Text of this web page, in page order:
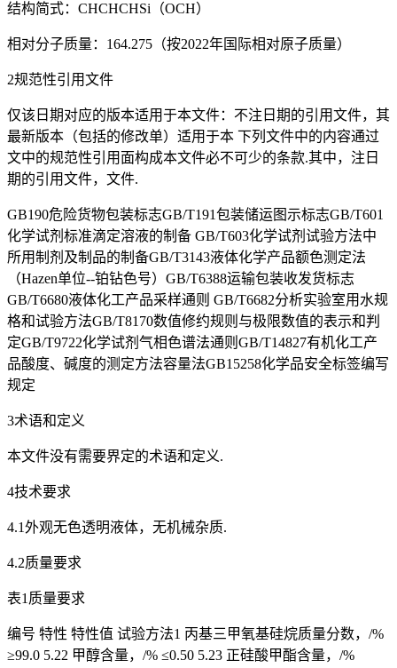
结构简式：CHCHCHSi（OCH）
相对分子质量：164.275（按2022年国际相对原子质量）
2规范性引用文件
仅该日期对应的版本适用于本文件：不注日期的引用文件，其
最新版本（包括的修改单）适用于本 下列文件中的内容通过
文中的规范性引用面构成本文件必不可少的条款.其中，注日
期的引用文件，文件.
GB190危险货物包装标志GB/T191包装储运图示标志GB/T601
化学试剂标准滴定溶液的制备 GB/T603化学试剂试验方法中
所用制剂及制品的制备GB/T3143液体化学产品额色测定法
（Hazen单位--铂钻色号）GB/T6388运输包装收发货标志
GB/T6680液体化工产品采样通则 GB/T6682分析实验室用水规
格和试验方法GB/T8170数值修约规则与极限数值的表示和判
定GB/T9722化学试剂气相色谱法通则GB/T14827有机化工产
品酸度、碱度的测定方法容量法GB15258化学品安全标签编写
规定
3术语和定义
本文件没有需要界定的术语和定义.
4技术要求
4.1外观无色透明液体，无机械杂质.
4.2质量要求
表1质量要求
编号 特性 特性值 试验方法1 丙基三甲氧基硅烷质量分数，/%
≥99.0 5.22 甲醇含量，/% ≤0.50 5.23 正硅酸甲酯含量，/%